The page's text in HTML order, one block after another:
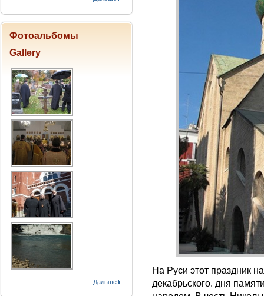
На Руси этот праздник
декабрьского. дня
Фотоальбомы
Gallery
Дальше